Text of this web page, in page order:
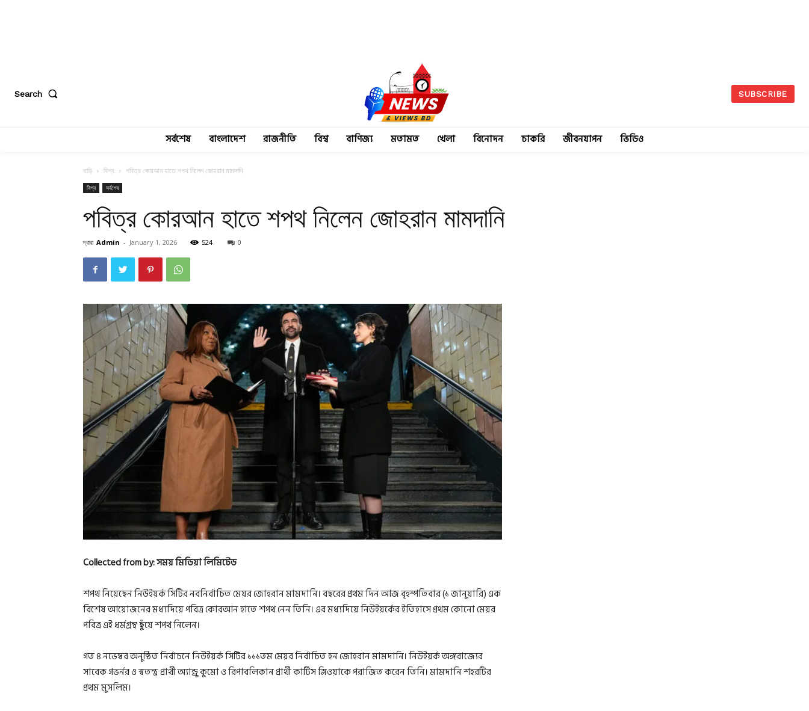
Search SUBSCRIBE
সর্বশেষ বাংলাদেশ রাজনীতি বিশ্ব বাণিজ্য মতামত খেলা বিনোদন চাকরি জীবনযাপন ভিডিও
বাড়ি বিশ্ব পবিত্র কোরআন হাতে শপথ নিলেন জোহরান মামদানি
বিশ্ব সর্বশেষ
পবিত্র কোরআন হাতে শপথ নিলেন জোহরান মামদানি
দ্বারা Admin - January 1, 2026 524 0
Collected from by: সময় মিডিয়া লিমিটেড
শপথ নিয়েছেন নিউইয়র্ক সিটির নবনির্বাচিত মেয়র জোহরান মামদানি। বছরের প্রথম দিন আজ বৃহস্পতিবার (১ জানুয়ারি) এক
বিশেষ আয়োজনের মধ্যদিয়ে পবিত্র কোরআন হাতে শপথ নেন তিনি। এর মধ্যদিয়ে নিউইয়র্কের ইতিহাসে প্রথম কোনো মেয়র
পবিত্র এই ধর্মগ্রন্থ ছুঁয়ে শপথ নিলেন।
গত ৪ নভেম্বর অনুষ্ঠিত নির্বাচনে নিউইয়র্ক সিটির ১১১তম মেয়র নির্বাচিত হন জোহরান মামদানি। নিউইয়র্ক অঙ্গরাজ্যের
সাবেক গভর্নর ও স্বতন্ত্র প্রার্থী অ্যান্ড্রু কুমো ও রিপাবলিকান প্রার্থী কার্টিস স্লিওয়াকে পরাজিত করেন তিনি। মামদানি শহরটির
প্রথম মুসলিম।